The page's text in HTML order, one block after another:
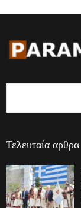
Τελευταία αρθρα